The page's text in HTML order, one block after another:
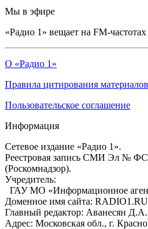
Мы в эфире
«Радио 1» вещает на FM-
О «Радио 1»
Правила цитирования
Пользовательское соглашение
Информация
Сетевое издание «Радио 1».
Реестровая запись СМИ Эл №
(Роскомнадзор).
Учредитель:
ГАУ МО «Информационное
Доменное имя сайта: RADIO1.RU
Главный редактор: Аванесян Д.А.
Адрес: Московская обл., г.